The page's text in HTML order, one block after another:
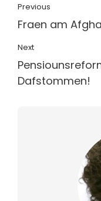
Previous
Fraen am
Next
Dafstommen!